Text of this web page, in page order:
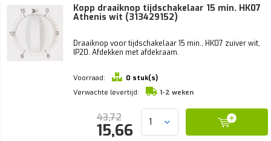
Kopp draaiknop tijdschakelaar 15 min. HK07
Athenis wit (313429152)
Draaiknop voor tijdschakelaar 15 min., HK07 zuiver wit,
IP20. Afdekken met afdekraam.
Voorraad:
0 stuk(s)
Verwachte levertijd:
1-2 weken
43,72
15,66